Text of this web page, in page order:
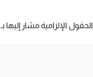
الحقول الإلزامية مشار إليها بـ